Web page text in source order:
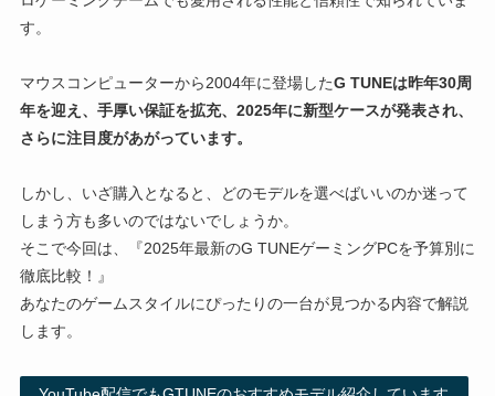
す。
マウスコンピューターから2004年に登場したG TUNEは昨年30周
年を迎え、手厚い保証を拡充、2025年に新型ケースが発表され、
さらに注目度があがっています。
しかし、いざ購入となると、どのモデルを選べばいいのか迷って
しまう方も多いのではないでしょうか。
そこで今回は、『2025年最新のG TUNEゲーミングPCを予算別に
徹底比較！』
あなたのゲームスタイルにぴったりの一台が見つかる内容で解説
します。